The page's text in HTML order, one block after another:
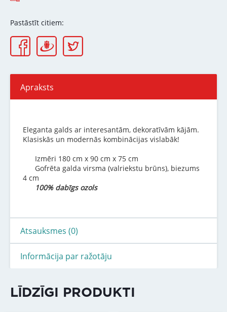
Pastāstīt citiem:
Apraksts
Eleganta galds ar interesantām, dekoratīvām kājām.
Klasiskās un modernās kombinācijas vislabāk!
Izmēri 180 cm x 90 cm x 75 cm
Gofrēta galda virsma (valriekstu brūns), biezums
4 cm
100% dabīgs ozols
Atsauksmes (0)
Informācija par ražotāju
LĪDZĪGI PRODUKTI